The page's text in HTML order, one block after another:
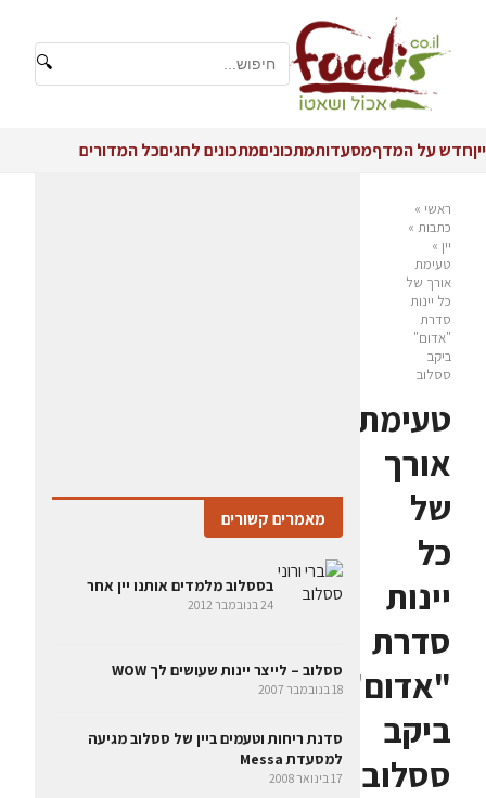
🔍
ייןחדש על המדףמסעדותמתכוניםמתכונים לחגיםכל המדורים
ראשי »
כתבות »
יין »
טעימת
אורך של
כל יינות
סדרת
"אדום"
ביקב
ססלוב
טעימת
אורך
של
כל
יינות
סדרת
"אדום"
ביקב
ססלוב
מאמרים קשורים
בססלוב מלמדים אותנו יין אחר
24 בנובמבר 2012
ססלוב – לייצר יינות שעושים לך WOW
18 בנובמבר 2007
סדנת ריחות וטעמים ביין של ססלוב מגיעה
למסעדת Messa
17 בינואר 2008